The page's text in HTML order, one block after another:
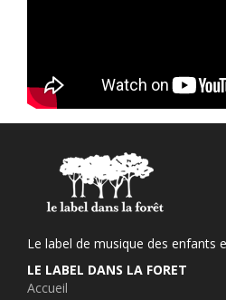
Le label de musique des enfants
LE LABEL DANS LA FORET
Accueil